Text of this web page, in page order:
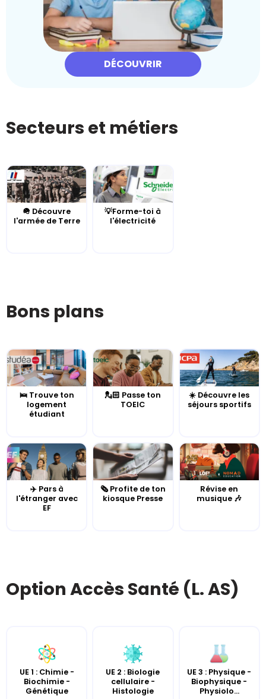
DÉCOUVRIR
Secteurs et métiers
🪖 Découvre
l'armée de Terre
💡Forme-toi à
l'électricité
Bons plans
🛌 Trouve ton
logement
étudiant
💂🏻 Passe ton
TOEIC
☀️ Découvre les
séjours sportifs
✈️ Pars à
l'étranger avec
EF
🗞️ Profite de ton
kiosque Presse
Révise en
musique 🎶
Option Accès Santé (L. AS)
UE 1 : Chimie -
Biochimie -
Génétique
UE 2 : Biologie
cellulaire -
Histologie
UE 3 : Physique -
Biophysique -
Physiolo...